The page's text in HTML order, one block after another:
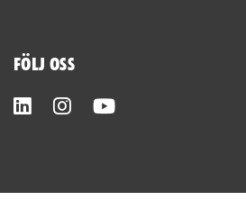
Följ oss
FacebookLinkedInInstagram